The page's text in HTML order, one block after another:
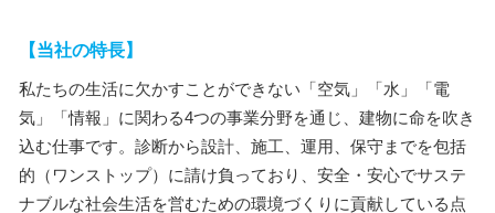
【当社の特長】
私たちの生活に欠かすことができない「空気」「水」「電
気」「情報」に関わる4つの事業分野を通じ、建物に命を吹き
込む仕事です。診断から設計、施工、運用、保守までを包括
的（ワンストップ）に請け負っており、安全・安心でサステ
ナブルな社会生活を営むための環境づくりに貢献している点